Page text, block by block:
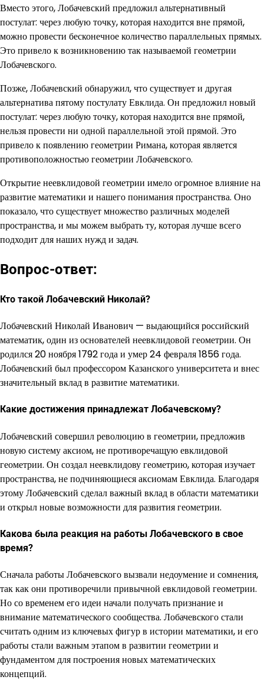
Вместо этого, Лобачевский предложил альтернативный
постулат: через любую точку, которая находится вне прямой,
можно провести бесконечное количество параллельных прямых.
Это привело к возникновению так называемой геометрии
Лобачевского.
Позже, Лобачевский обнаружил, что существует и другая
альтернатива пятому постулату Евклида. Он предложил новый
постулат: через любую точку, которая находится вне прямой,
нельзя провести ни одной параллельной этой прямой. Это
привело к появлению геометрии Римана, которая является
противоположностью геометрии Лобачевского.
Открытие неевклидовой геометрии имело огромное влияние на
развитие математики и нашего понимания пространства. Оно
показало, что существует множество различных моделей
пространства, и мы можем выбрать ту, которая лучше всего
подходит для наших нужд и задач.
Вопрос-ответ:
Кто такой Лобачевский Николай?
Лобачевский Николай Иванович — выдающийся российский
математик, один из основателей неевклидовой геометрии. Он
родился 20 ноября 1792 года и умер 24 февраля 1856 года.
Лобачевский был профессором Казанского университета и внес
значительный вклад в развитие математики.
Какие достижения принадлежат Лобачевскому?
Лобачевский совершил революцию в геометрии, предложив
новую систему аксиом, не противоречащую евклидовой
геометрии. Он создал неевклидову геометрию, которая изучает
пространства, не подчиняющиеся аксиомам Евклида. Благодаря
этому Лобачевский сделал важный вклад в области математики
и открыл новые возможности для развития геометрии.
Какова была реакция на работы Лобачевского в свое
время?
Сначала работы Лобачевского вызвали недоумение и сомнения,
так как они противоречили привычной евклидовой геометрии.
Но со временем его идеи начали получать признание и
внимание математического сообщества. Лобачевского стали
считать одним из ключевых фигур в истории математики, и его
работы стали важным этапом в развитии геометрии и
фундаментом для построения новых математических
концепций.